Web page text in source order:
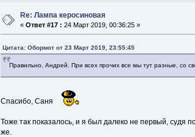
Re: Лампа керосиновая
«Ответ #17 : 24 Март 2019, 00:36:25 »
Цитата: Обормот от 23 Март 2019, 23:55:45
Правильно, Андрей. При всех прочих все мы тут разные, со
Спасибо, Саня
Тоже так показалось, и я был далеко не первый, судя
же.